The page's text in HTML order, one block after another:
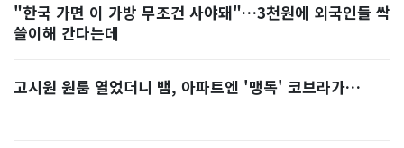
"한국 가면 이 가방 무조건 사야돼"…3천원에 외국인들 싹
쓸이해 간다는데
고시원 원룸 열었더니 뱀, 아파트엔 '맹독' 코브라가…